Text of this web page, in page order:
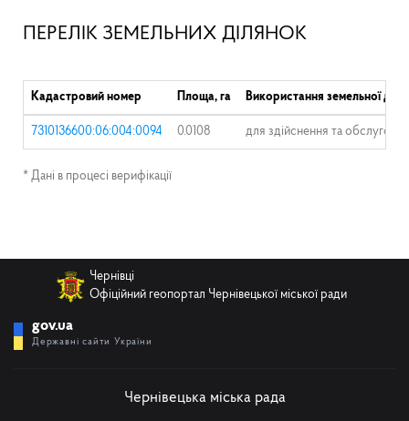
ПЕРЕЛІК ЗЕМЕЛЬНИХ ДІЛЯНОК
Кадастровий номер Площа, га Використання земельної
7310136600:06:004:0094 0.0108 для здійснення та
* Дані в процесі верифікації
Чернівці
Офіційний геопортал Чернівецької міської ради
gov.ua
Державні сайти України
Чернівецька міська рада